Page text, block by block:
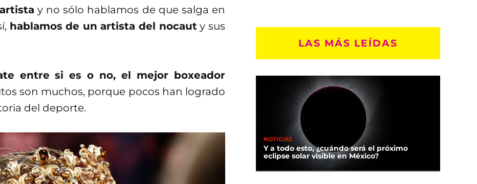
y no sólo hablamos de que salga en
hablamos de un artista del nocaut y sus
entre si es o no, el mejor boxeador
son muchos, porque pocos han logrado
del deporte.
LAS MÁS LEÍDAS
NOTICIAS
Y a todo esto, ¿cuándo será el próximo
eclipse solar visible en México?